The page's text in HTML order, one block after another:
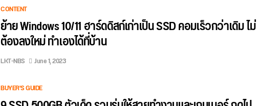
CONTENT
ย้าย Windows 10/11 ฮาร์ดดิสก์เก่าเป็น SSD คอมเร็วกว่าเดิม ไม่
ต้องลงใหม่ ทำเองได้ที่บ้าน
LKT-NBS June 1, 2023
BUYER'S GUIDE